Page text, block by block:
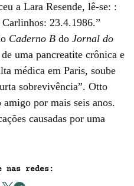
a Lara Resende, lê-se: :
23.4.1986.”
Caderno B do Jornal do
uma pancreatite crônica e
médica em Paris, soube
sobrevivência”. Otto
por mais seis anos.
causadas por uma
nas redes: